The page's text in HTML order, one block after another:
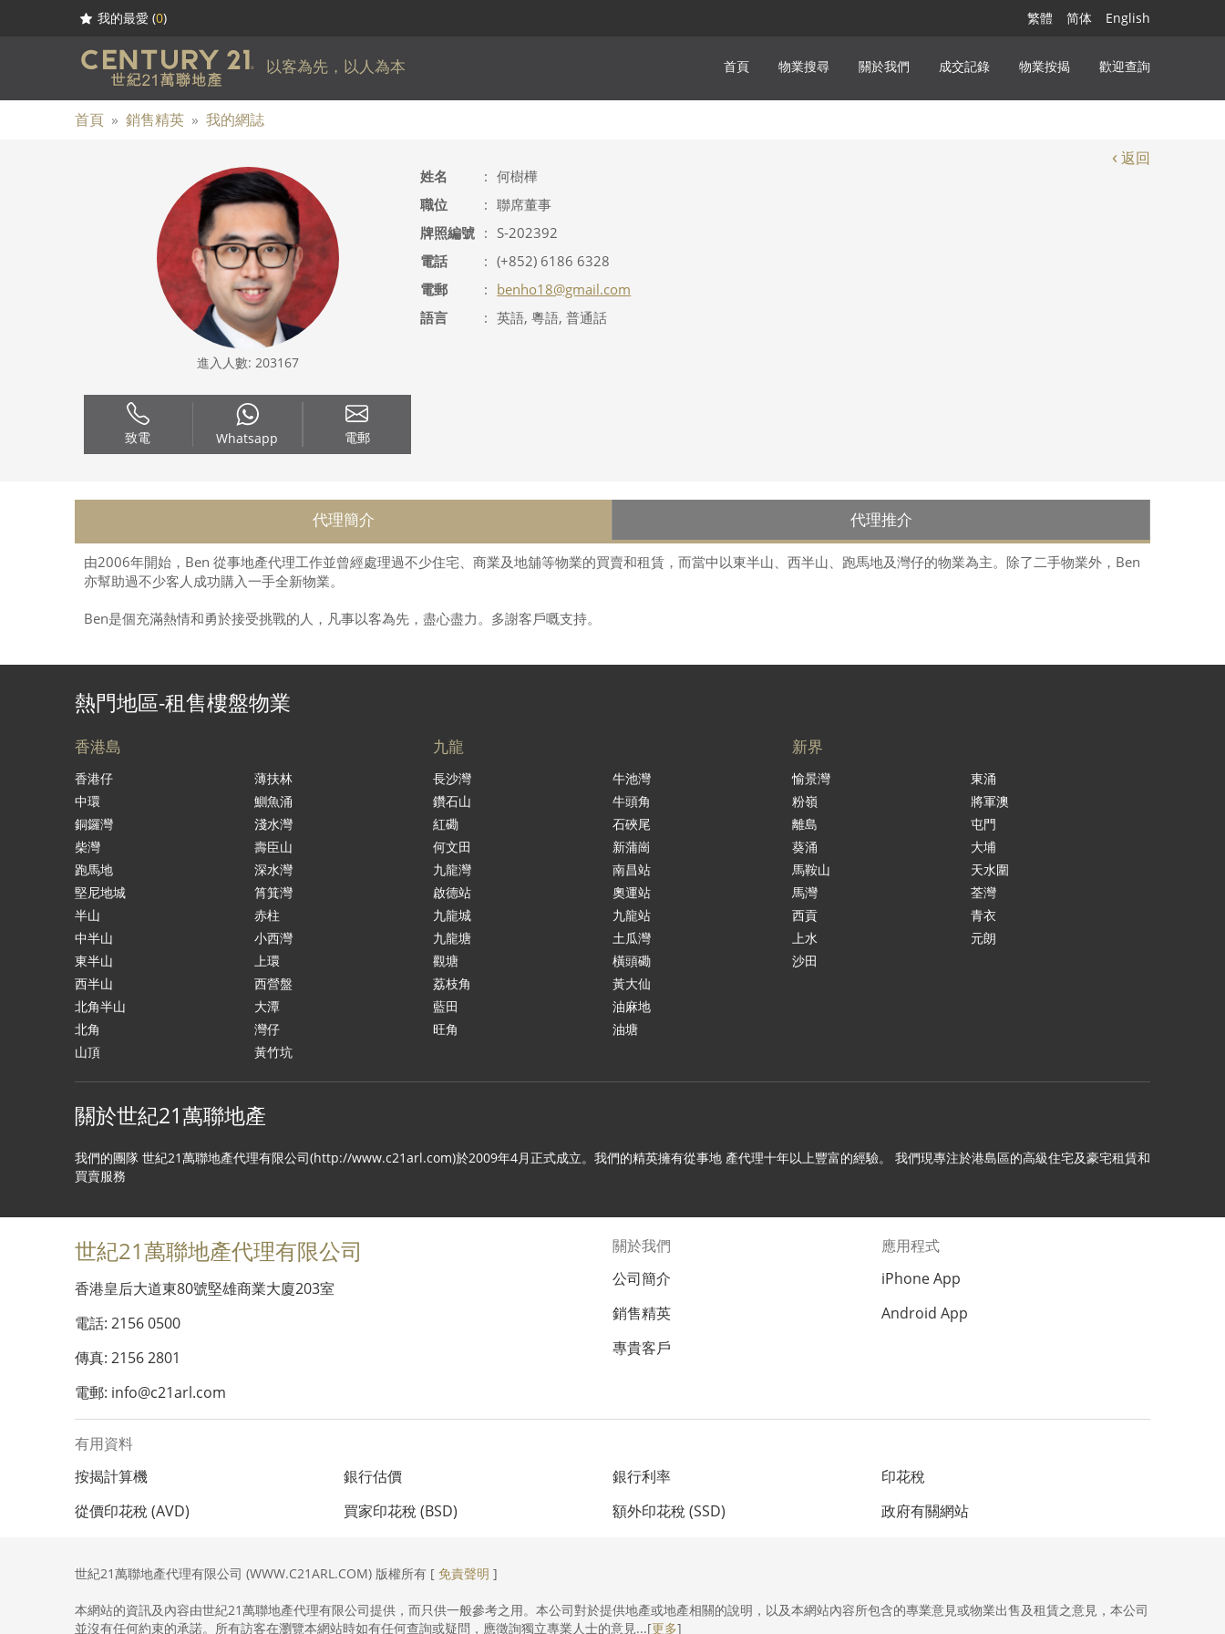
我的最愛 (0) 繁體 简体 English
以客為先，以人為本 首頁 物業搜尋 關於我們 成交記錄 物業按揭 歡迎查詢
首頁 » 銷售精英 » 我的網誌
‹ 返回
進入人數: 203167
致電 Whatsapp 電郵
姓名 : 何樹樺
職位
: 聯席董事
牌照編號 : S-202392
電話
: (+852) 6186 6328
電郵
: benho18@gmail.com
語言
: 英語, 粵語, 普通話
代理簡介 代理推介
由2006年開始，Ben 從事地產代理工作並曾經處理過不少住宅、商業及地舖等物業的買賣和租賃，而當中以東半山、西半山、跑馬地及灣仔的物業為主。除了二手物業外，Ben
亦幫助過不少客人成功購入一手全新物業。
Ben是個充滿熱情和勇於接受挑戰的人，凡事以客為先，盡心盡力。多謝客戶嘅支持。
熱門地區-租售樓盤物業
香港島
香港仔
中環
銅鑼灣
柴灣
跑馬地
堅尼地城
半山
中半山
東半山
西半山
北角半山
北角
山頂
薄扶林
鰂魚涌
淺水灣
壽臣山
深水灣
筲箕灣
赤柱
小西灣
上環
西營盤
大潭
灣仔
黃竹坑
九龍
長沙灣
鑽石山
紅磡
何文田
九龍灣
啟德站
九龍城
九龍塘
觀塘
荔枝角
藍田
旺角
牛池灣
牛頭角
石硤尾
新蒲崗
南昌站
奧運站
九龍站
土瓜灣
橫頭磡
黃大仙
油麻地
油塘
新界
愉景灣
粉嶺
離島
葵涌
馬鞍山
馬灣
西貢
上水
沙田
東涌
將軍澳
屯門
大埔
天水圍
荃灣
青衣
元朗
關於世紀21萬聯地產
我們的團隊 世紀21萬聯地產代理有限公司(http://www.c21arl.com)於2009年4月正式成立。我們的精英擁有從事地 產代理十年以上豐富的經驗。 我們現專注於港島區的高級住宅及豪宅租賃和
買賣服務
世紀21萬聯地產代理有限公司
香港皇后大道東80號堅雄商業大廈203室
電話: 2156 0500
傳真: 2156 2801
電郵: info@c21arl.com
關於我們
公司簡介
銷售精英
專貴客戶
應用程式
iPhone App
Android App
有用資料
按揭計算機
銀行估價 銀行利率
印花稅
從價印花稅 (AVD)
買家印花稅 (BSD) 額外印花稅 (SSD) 政府有關網站
世紀21萬聯地產代理有限公司 (WWW.C21ARL.COM) 版權所有 [ 免責聲明 ]
本網站的資訊及內容由世紀21萬聯地產代理有限公司提供，而只供一般參考之用。本公司對於提供地產或地產相關的說明，以及本網站內容所包含的專業意見或物業出售及租賃之意見，本公司
並沒有任何約束的承諾。所有訪客在瀏覽本網站時如有任何查詢或疑問，應徵詢獨立專業人士的意見...[更多]